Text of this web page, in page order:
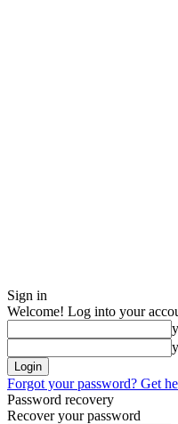
Sign in
Welcome! Log into your
Forgot your password? Get
Password recovery
Recover your password